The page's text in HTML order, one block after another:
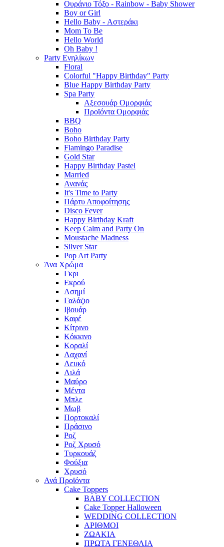
Ουράνιο Τόξο - Rainbow - Baby Shower
Boy or Girl
Hello Baby - Αστεράκι
Mom To Be
Hello World
Oh Baby !
Party Ενηλίκων
Floral
Colorful "Happy Birthday" Party
Blue Happy Birthday Party
Spa Party
Αξεσουάρ Ομορφιάς
Προϊόντα Ομορφιάς
BBQ
Boho
Boho Birthday Party
Flamingo Paradise
Gold Star
Happy Birthday Pastel
Married
Ανανάς
It's Time to Party
Πάρτυ Αποφοίτησης
Disco Fever
Happy Birthday Kraft
Keep Calm and Party On
Moustache Madness
Silver Star
Pop Art Party
Άνα Χρώμα
Γκρι
Εκρού
Ασημί
Γαλάζιο
Ιβουάρ
Καφέ
Κίτρινο
Κόκκινο
Κοραλί
Λαχανί
Λευκό
Λιλά
Μαύρο
Μέντα
Μπλε
Μωβ
Πορτοκαλί
Πράσινο
Ροζ
Ροζ Χρυσό
Τυρκουάζ
Φούξια
Χρυσό
Ανά Προϊόντα
Cake Toppers
BABY COLLECTION
Cake Topper Halloween
WEDDING COLLECTION
ΑΡΙΘΜΟΙ
ΖΩΑΚΙΑ
ΠΡΩΤΑ ΓΕΝΕΘΛΙΑ